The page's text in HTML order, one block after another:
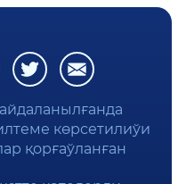
көрсетилиўи
қорғаўланған